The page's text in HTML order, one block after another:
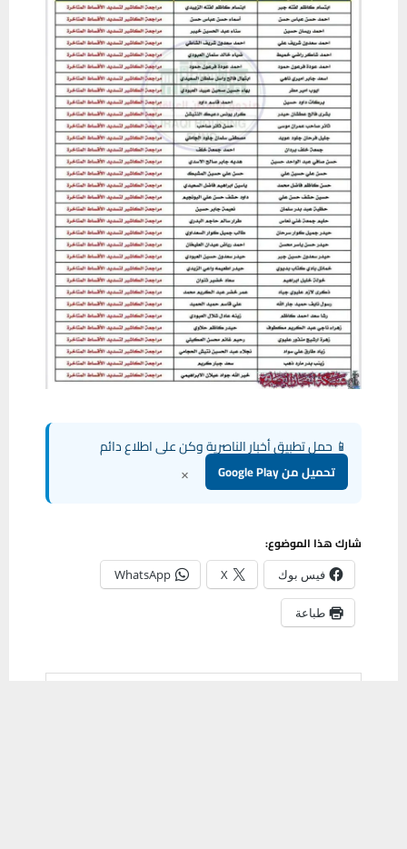
📱 حمل تطبيق أخبار الناصرية وكن على اطلاع دائم
تحميل من Google Play ×
شارك هذا الموضوع:
فيس بوك X
WhatsApp
طباعة